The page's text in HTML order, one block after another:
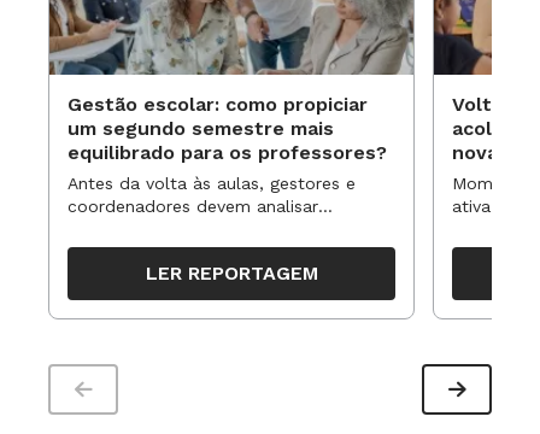
Gestão escolar: como propiciar
um segundo semestre mais
equilibrado para os professores?
Antes da volta às aulas, gestores e
coordenadores devem analisar
organizar ações para orientar o
trabalho pedagógico ao longo do
período
LER REPORTAGEM
Volta às
novas
ativa
propostas